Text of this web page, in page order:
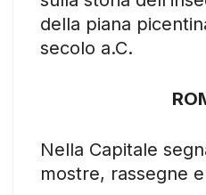
della piana
secolo a.C.
Nella Capitale
mostre, rassegne